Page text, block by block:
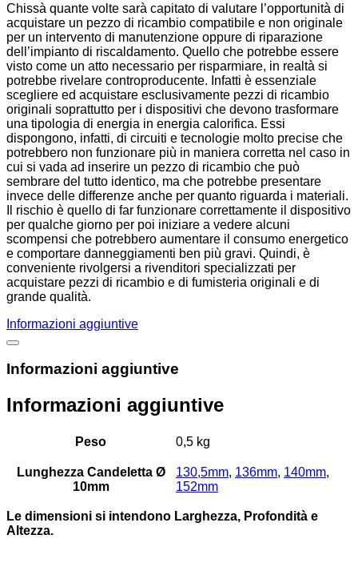
Chissà quante volte sarà capitato di valutare l’opportunità di
acquistare un pezzo di ricambio compatibile e non originale
per un intervento di manutenzione oppure di riparazione
dell’impianto di riscaldamento. Quello che potrebbe essere
visto come un atto necessario per risparmiare, in realtà si
potrebbe rivelare controproducente. Infatti è essenziale
scegliere ed acquistare esclusivamente pezzi di ricambio
originali soprattutto per i dispositivi che devono trasformare
una tipologia di energia in energia calorifica. Essi
dispongono, infatti, di circuiti e tecnologie molto precise che
potrebbero non funzionare più in maniera corretta nel caso in
cui si vada ad inserire un pezzo di ricambio che può
sembrare del tutto identico, ma che potrebbe presentare
invece delle differenze anche per quanto riguarda i materiali.
Il rischio è quello di far funzionare correttamente il dispositivo
per qualche giorno per poi iniziare a vedere alcuni
scompensi che potrebbero aumentare il consumo energetico
e comportare danneggiamenti ben più gravi. Quindi, è
conveniente rivolgersi a rivenditori specializzati per
acquistare pezzi di ricambio e di fumisteria originali e di
grande qualità.
Informazioni aggiuntive
Informazioni aggiuntive
Informazioni aggiuntive
Peso 0,5 kg
Lunghezza Candeletta Ø
10mm
130,5mm, 136mm, 140mm,
152mm
Le dimensioni si intendono Larghezza, Profondità e
Altezza.